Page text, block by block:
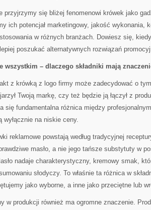
przyjrzymy się bliżej fenomenowi krówek jako
ich potencjał marketingowy, jakość wykonania,
w różnych branżach. Dowiesz się,
poszukać alternatywnych rozwiązań
wszystkim – dlaczego składniki mają
z krówką z logo firmy może zadecydować o
Twoją markę, czy też będzie ją łączył z
się fundamentalna różnica między
wyłącznie na niskie ceny.
reklamowe powstają według tradycyjnej
masło, a nie jego tańsze substytuty w
nadaje charakterystyczny, kremowy smak,
słodyczy. To właśnie ta różnica w
jako wyborne, a inne jako przeciętne lub
w produkcji również ma ogromne znaczenie.